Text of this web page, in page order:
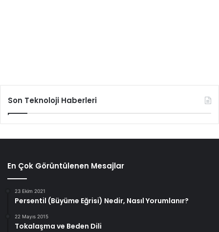
Son Teknoloji Haberleri
En Çok Görüntülenen Mesajlar
23 Ekim 2021
Persentil (Büyüme Eğrisi) Nedir, Nasıl Yorumlanır?
22 Mayıs 2015
Tokalaşma ve Beden Dili